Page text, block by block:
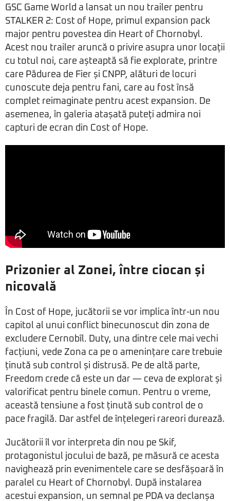
GSC Game World a lansat un nou trailer pentru
STALKER 2: Cost of Hope, primul expansion pack
major pentru povestea din Heart of Chornobyl.
Acest nou trailer aruncă o privire asupra unor locații
cu totul noi, care așteaptă să fie explorate, printre
care Pădurea de Fier și CNPP, alături de locuri
cunoscute deja pentru fani, care au fost însă
complet reimaginate pentru acest expansion. De
asemenea, în galeria atașată puteți admira noi
capturi de ecran din Cost of Hope.
Prizonier al Zonei, între ciocan și
nicovală
În Cost of Hope, jucătorii se vor implica într-un nou
capitol al unui conflict binecunoscut din zona de
excludere Cernobîl. Duty, una dintre cele mai vechi
facțiuni, vede Zona ca pe o amenințare care trebuie
ținută sub control și distrusă. Pe de altă parte,
Freedom crede că este un dar — ceva de explorat și
valorificat pentru binele comun. Pentru o vreme,
această tensiune a fost ținută sub control de o
pace fragilă. Dar astfel de înțelegeri rareori durează.
Jucătorii îl vor interpreta din nou pe Skif,
protagonistul jocului de bază, pe măsură ce acesta
navighează prin evenimentele care se desfășoară în
paralel cu Heart of Chornobyl. După instalarea
acestui expansion, un semnal pe PDA va declanșa